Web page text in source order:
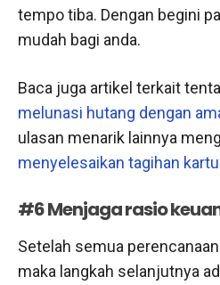
tempo tiba. Dengan begini
mudah bagi anda.
Baca juga artikel terkait
melunasi hutang dengan
ulasan menarik lainnya
menyelesaikan tagihan
#6 Menjaga rasio
Setelah semua
maka langkah selanjutnya